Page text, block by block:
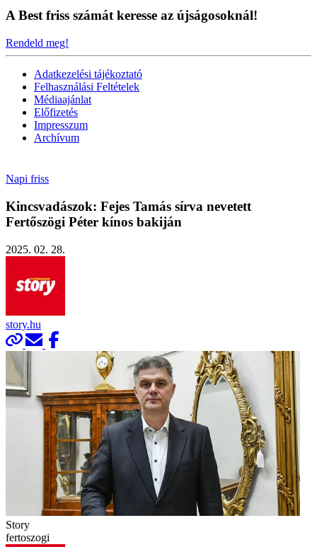
A Best friss számát keresse az újságosoknál!
Rendeld meg!
Adatkezelési tájékoztató
Felhasználási Feltételek
Médiaajánlat
Előfizetés
Impresszum
Archívum
Napi friss
Kincsvadászok: Fejes Tamás sírva nevetett
Fertőszögi Péter kínos bakiján
2025. 02. 28.
story.hu
Story
fertoszogi